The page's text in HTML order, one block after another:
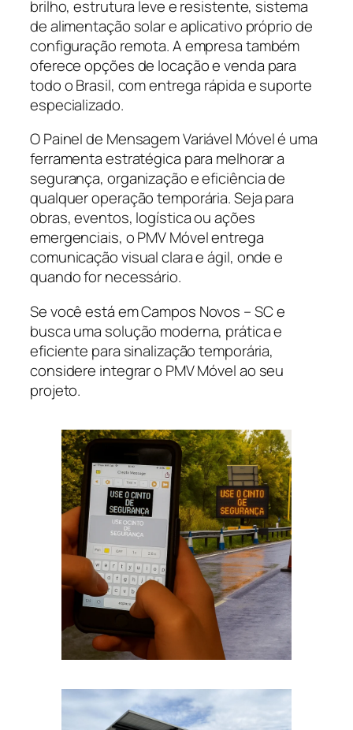
brilho, estrutura leve e resistente, sistema
de alimentação solar e aplicativo próprio de
configuração remota. A empresa também
oferece opções de locação e venda para
todo o Brasil, com entrega rápida e suporte
especializado.
O Painel de Mensagem Variável Móvel é uma
ferramenta estratégica para melhorar a
segurança, organização e eficiência de
qualquer operação temporária. Seja para
obras, eventos, logística ou ações
emergenciais, o PMV Móvel entrega
comunicação visual clara e ágil, onde e
quando for necessário.
Se você está em Campos Novos – SC e
busca uma solução moderna, prática e
eficiente para sinalização temporária,
considere integrar o PMV Móvel ao seu
projeto.